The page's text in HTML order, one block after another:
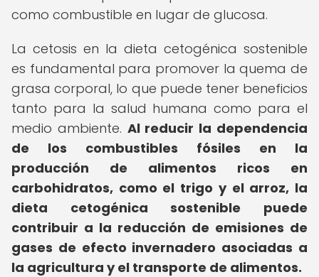
como combustible en lugar de glucosa.
La cetosis en la dieta cetogénica sostenible
es fundamental para promover la quema de
grasa corporal, lo que puede tener beneficios
tanto para la salud humana como para el
medio ambiente. Al reducir la dependencia
de los combustibles fósiles en la
producción de alimentos ricos en
carbohidratos, como el trigo y el arroz, la
dieta cetogénica sostenible puede
contribuir a la reducción de emisiones de
gases de efecto invernadero asociadas a
la agricultura y el transporte de alimentos.